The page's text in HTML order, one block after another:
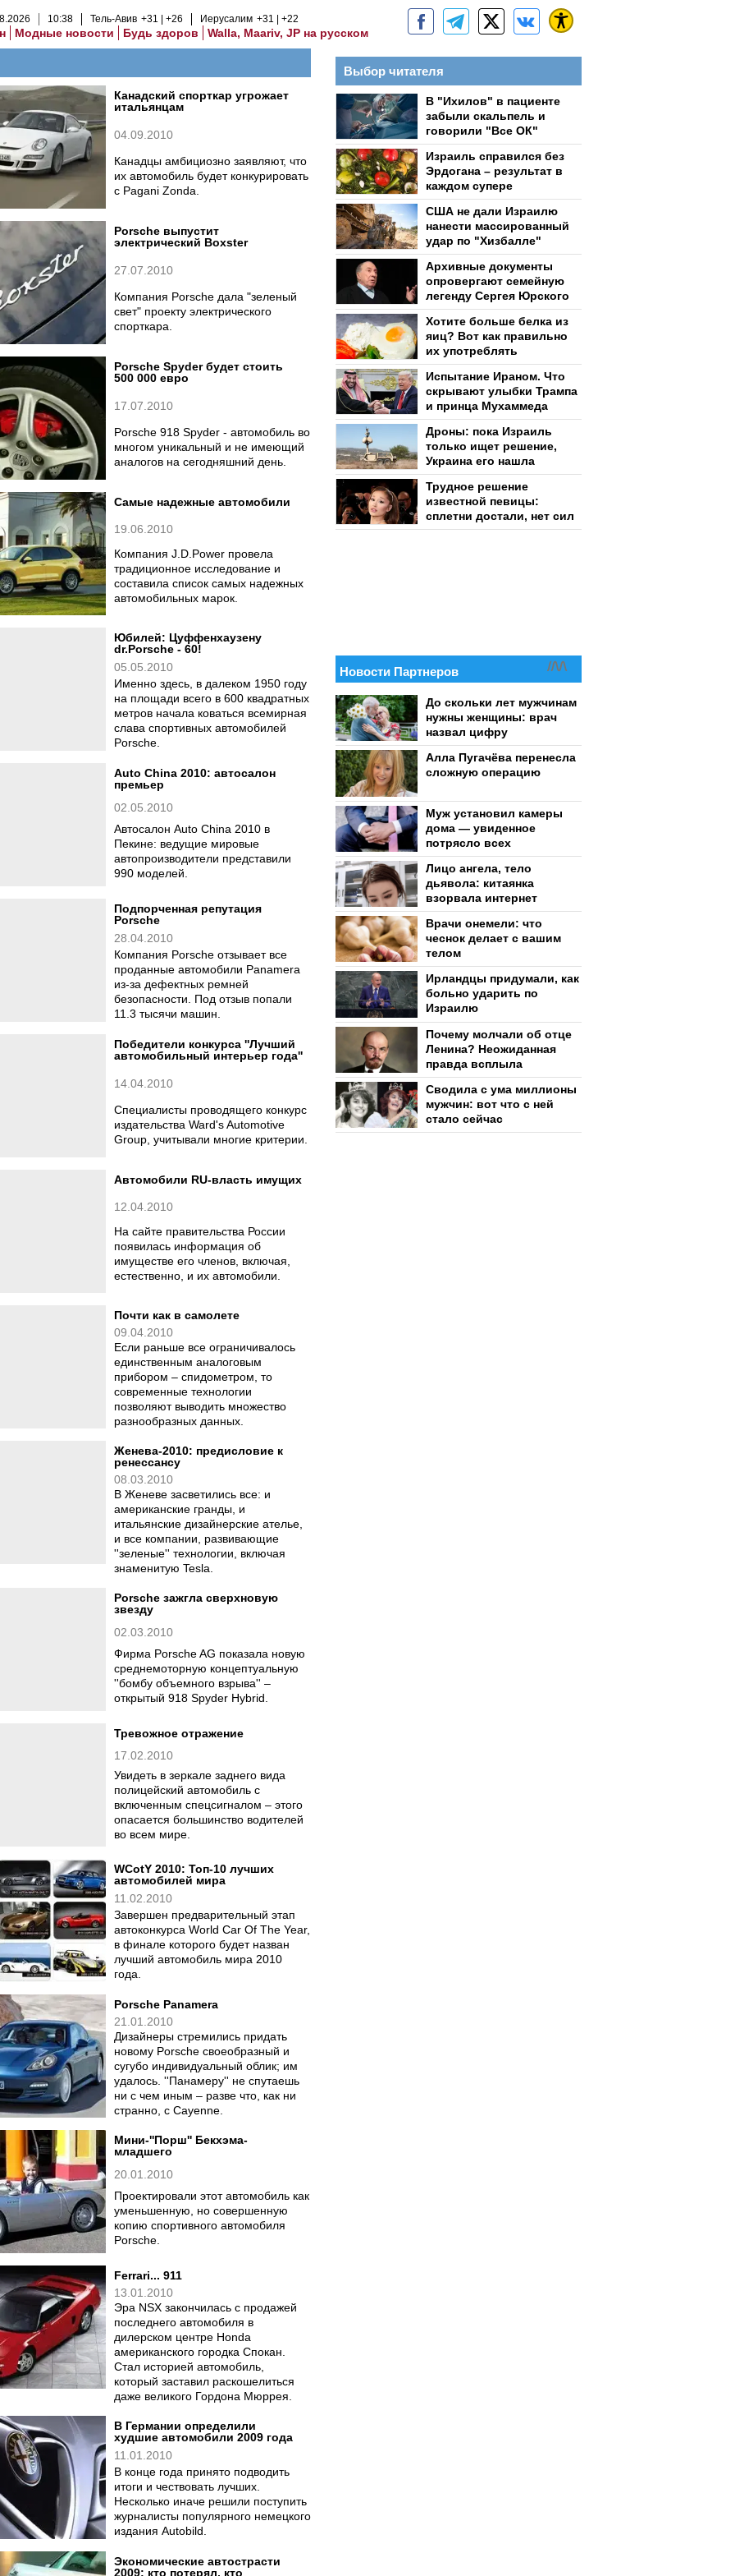
.2026 10:38 Тель-Авив +31 +26 Иерусалим +31 +22
Модные новости Будь здоров Walla, Maariv, JP на русском
Канадский спорткар угрожает
итальянцам
04.09.2010
Канадцы амбициозно заявляют, что
их автомобиль будет конкурировать
с Pagani Zonda.
Porsche выпустит
электрический Boxster
27.07.2010
Компания Porsche дала "зеленый
свет" проекту электрического
спорткара.
Porsche Spyder будет стоить
500 000 евро
17.07.2010
Porsche 918 Spyder - автомобиль во
многом уникальный и не имеющий
аналогов на сегодняшний день.
Самые надежные автомобили
19.06.2010
Компания J.D.Power провела
традиционное исследование и
составила список самых надежных
автомобильных марок.
Юбилей: Цуффенхаузену
dr.Porsche - 60!
05.05.2010
Именно здесь, в далеком 1950 году
на площади всего в 600 квадратных
метров начала коваться всемирная
слава спортивных автомобилей
Porsche.
Auto China 2010: автосалон
премьер
02.05.2010
Автосалон Auto China 2010 в
Пекине: ведущие мировые
автопроизводители представили
990 моделей.
Подпорченная репутация
Porsche
28.04.2010
Компания Porsche отзывает все
проданные автомобили Panamera
из-за дефектных ремней
безопасности. Под отзыв попали
11.3 тысячи машин.
Победители конкурса ''Лучший
автомобильный интерьер года''
14.04.2010
Специалисты проводящего конкурс
издательства Ward's Automotive
Group, учитывали многие критерии.
Автомобили RU-власть имущих
12.04.2010
На сайте правительства России
появилась информация об
имуществе его членов, включая,
естественно, и их автомобили.
Почти как в самолете
09.04.2010
Если раньше все ограничивалось
единственным аналоговым
прибором – спидометром, то
современные технологии
позволяют выводить множество
разнообразных данных.
Женева-2010: предисловие к
ренессансу
08.03.2010
В Женеве засветились все: и
американские гранды, и
итальянские дизайнерские ателье,
и все компании, развивающие
''зеленые'' технологии, включая
знаменитую Tesla.
Porsche зажгла сверхновую
звезду
02.03.2010
Фирма Porsche AG показала новую
среднемоторную концептуальную
''бомбу объемного взрыва'' –
открытый 918 Spyder Hybrid.
Тревожное отражение
17.02.2010
Увидеть в зеркале заднего вида
полицейский автомобиль с
включенным спецсигналом – этого
опасается большинство водителей
во всем мире.
WCotY 2010: Топ-10 лучших
автомобилей мира
11.02.2010
Завершен предварительный этап
автоконкурса World Car Of The Year,
в финале которого будет назван
лучший автомобиль мира 2010
года.
Porsche Panamera
21.01.2010
Дизайнеры стремились придать
новому Porsche своеобразный и
сугубо индивидуальный облик; им
удалось. ''Панамеру'' не спутаешь
ни с чем иным – разве что, как ни
странно, с Cayenne.
Мини-''Порш'' Бекхэма-
младшего
20.01.2010
Проектировали этот автомобиль как
уменьшенную, но совершенную
копию спортивного автомобиля
Porsche.
Ferrari... 911
13.01.2010
Эра NSX закончилась с продажей
последнего автомобиля в
дилерском центре Honda
американского городка Спокан.
Стал историей автомобиль,
который заставил раскошелиться
даже великого Гордона Мюррея.
В Германии определили
худшие автомобили 2009 года
11.01.2010
В конце года принято подводить
итоги и чествовать лучших.
Несколько иначе решили поступить
журналисты популярного немецкого
издания Autobild.
Экономические автострасти
2009: кто потерял, кто
Выбор читателя
В "Ихилов" в пациенте
забыли скальпель и
говорили "Все ОК"
Израиль справился без
Эрдогана – результат в
каждом супере
США не дали Израилю
нанести массированный
удар по "Хизбалле"
Архивные документы
опровергают семейную
легенду Сергея Юрского
Хотите больше белка из
яиц? Вот как правильно
их употреблять
Испытание Ираном. Что
скрывают улыбки Трампа
и принца Мухаммеда
Дроны: пока Израиль
только ищет решение,
Украина его нашла
Трудное решение
известной певицы:
сплетни достали, нет сил